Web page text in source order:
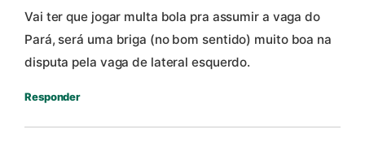
Vai ter que jogar multa bola pra assumir a vaga do
Pará, será uma briga (no bom sentido) muito boa na
disputa pela vaga de lateral esquerdo.
Responder